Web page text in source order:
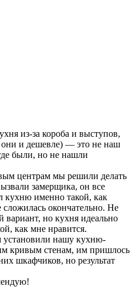
из-за короба и выступов,
они и дешевле) — это не наш
были, но не нашли
центрам мы решили делать
замерщика, он все
кухню именно такой, как
сложилась окончательно. Не
но кухня идеально
как мне нравится.
установили нашу кухню-
кривым стенам, им пришлось
шкафчиков, но результат